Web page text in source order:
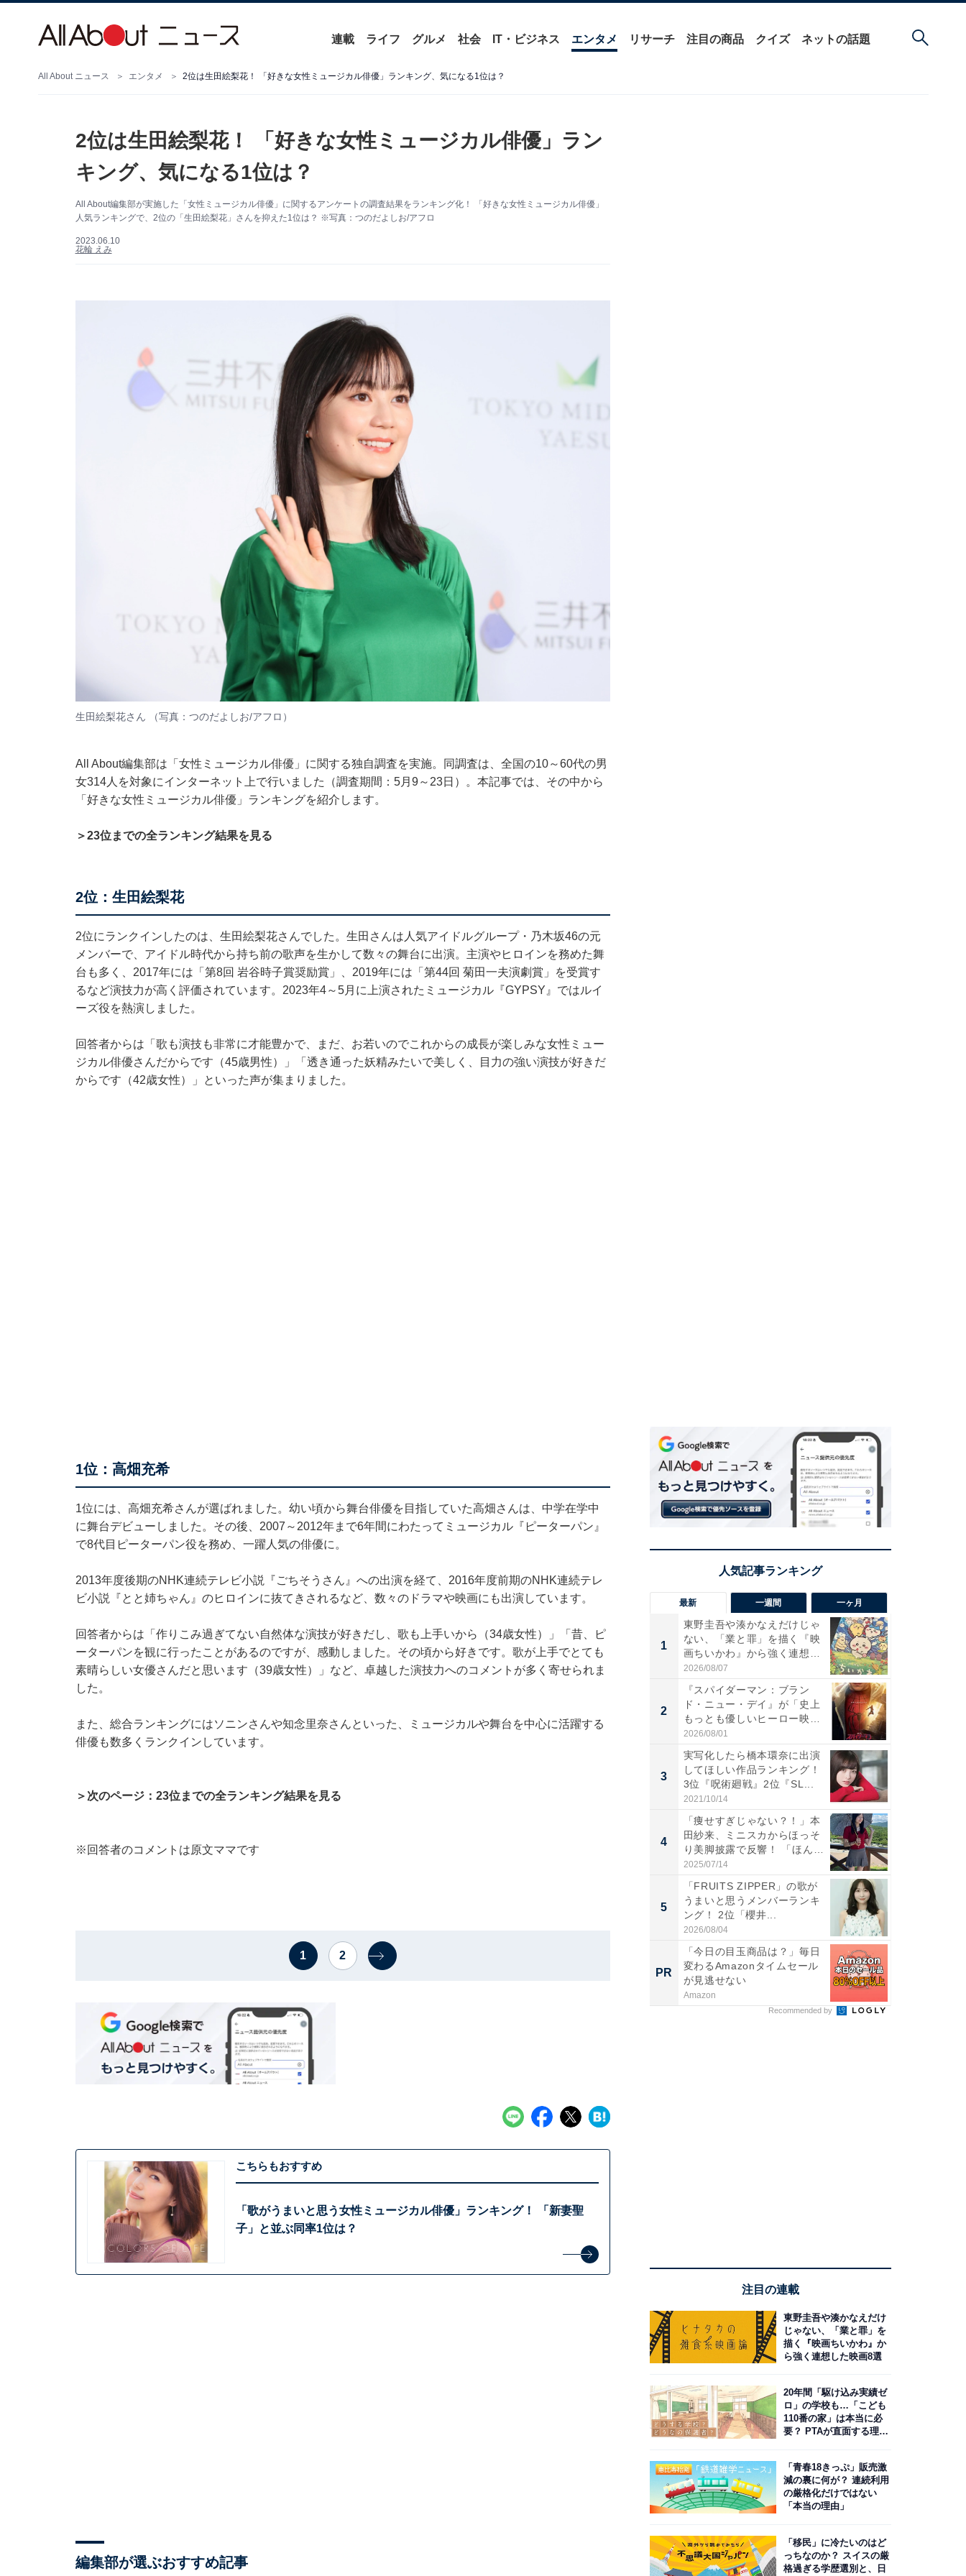
連載 ライフ グルメ 社会 IT・ビジネス エンタメ リサーチ 注目の商品 クイズ ネットの話題
All About ニュース エンタメ 2位は生田絵梨花！ 「好きな女性ミュージカル俳優」ランキング、気になる1位は？
2位は生田絵梨花！ 「好きな女性ミュージカル俳優」ラン
キング、気になる1位は？
All About編集部が実施した「女性ミュージカル俳優」に関するアンケートの調査結果をランキング化！ 「好きな女性ミュージカル俳優」
人気ランキングで、2位の「生田絵梨花」さんを抑えた1位は？ ※写真：つのだよしお/アフロ
2023.06.10
花輪 えみ
生田絵梨花さん （写真：つのだよしお/アフロ）
All About編集部は「女性ミュージカル俳優」に関する独自調査を実施。同調査は、全国の10～60代の男
女314人を対象にインターネット上で行いました（調査期間：5月9～23日）。本記事では、その中から
「好きな女性ミュージカル俳優」ランキングを紹介します。
＞23位までの全ランキング結果を見る
2位：生田絵梨花
2位にランクインしたのは、生田絵梨花さんでした。生田さんは人気アイドルグループ・乃木坂46の元
メンバーで、アイドル時代から持ち前の歌声を生かして数々の舞台に出演。主演やヒロインを務めた舞
台も多く、2017年には「第8回 岩谷時子賞奨励賞」、2019年には「第44回 菊田一夫演劇賞」を受賞す
るなど演技力が高く評価されています。2023年4～5月に上演されたミュージカル『GYPSY』ではルイ
ーズ役を熱演しました。
回答者からは「歌も演技も非常に才能豊かで、まだ、お若いのでこれからの成長が楽しみな女性ミュー
ジカル俳優さんだからです（45歳男性）」「透き通った妖精みたいで美しく、目力の強い演技が好きだ
からです（42歳女性）」といった声が集まりました。
1位：高畑充希
1位には、高畑充希さんが選ばれました。幼い頃から舞台俳優を目指していた高畑さんは、中学在学中
に舞台デビューしました。その後、2007～2012年まで6年間にわたってミュージカル『ピーターパン』
で8代目ピーターパン役を務め、一躍人気の俳優に。
2013年度後期のNHK連続テレビ小説『ごちそうさん』への出演を経て、2016年度前期のNHK連続テレ
ビ小説『とと姉ちゃん』のヒロインに抜てきされるなど、数々のドラマや映画にも出演しています。
回答者からは「作りこみ過ぎてない自然体な演技が好きだし、歌も上手いから（34歳女性）」「昔、ピ
ーターパンを観に行ったことがあるのですが、感動しました。その頃から好きです。歌が上手でとても
素晴らしい女優さんだと思います（39歳女性）」など、卓越した演技力へのコメントが多く寄せられま
した。
また、総合ランキングにはソニンさんや知念里奈さんといった、ミュージカルや舞台を中心に活躍する
俳優も数多くランクインしています。
＞次のページ：23位までの全ランキング結果を見る
※回答者のコメントは原文ママです
1 2
こちらもおすすめ
「歌がうまいと思う女性ミュージカル俳優」ランキング！ 「新妻聖
子」と並ぶ同率1位は？
編集部が選ぶおすすめ記事
最新 一週間 一ヶ月
1
東野圭吾や湊かなえだけじゃ
ない、「業と罪」を描く『映
画ちいかわ』から強く連想し
た...
2026/08/07
2
『スパイダーマン：ブラン
ド・ニュー・デイ』が「史上
もっとも優しいヒーロー映
画」に...
2026/08/01
3
実写化したら橋本環奈に出演
してほしい作品ランキング！
3位『呪術廻戦』2位『SL...
2021/10/14
4
「痩せすぎじゃない？！」本
田紗来、ミニスカからほっそ
り美脚披露で反響！ 「ほん
と...
2025/07/14
5
「FRUITS ZIPPER」の歌が
うまいと思うメンバーランキ
ング！ 2位「櫻井...
2026/08/04
PR
「今日の目玉商品は？」毎日
変わるAmazonタイムセール
が見逃せない
Amazon
Recommended by
注目の連載
東野圭吾や湊かなえだけ
じゃない、「業と罪」を
描く『映画ちいかわ』か
ら強く連想した映画8選
20年間「駆け込み実績ゼ
ロ」の学校も…「こども
110番の家」は本当に必
要？ PTAが直面する理想
「青春18きっぷ」販売激
減の裏に何が？ 連続利用
の厳格化だけではない
「本当の理由」
「移民」に冷たいのはど
っちなのか？ スイスの厳
格過ぎる学歴選別と、日